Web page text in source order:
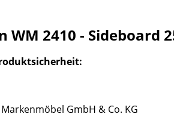
WM 2410 - Sideboard
GmbH & Co. KG